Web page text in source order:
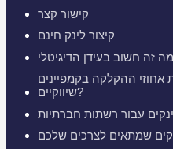
קישור קצר
קיצור לינק חינם
אחוזי ההקלקה בקמפיינים
שיווקיים?
עבור רשתות חברתיות